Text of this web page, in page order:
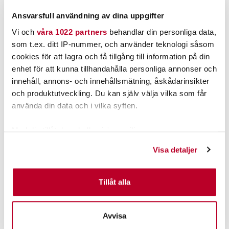
Ansvarsfull användning av dina uppgifter
Vi och våra 1022 partners behandlar din personliga data,
som t.ex. ditt IP-nummer, och använder teknologi såsom
cookies för att lagra och få tillgång till information på din
enhet för att kunna tillhandahålla personliga annonser och
innehåll, annons- och innehållsmätning, åskådarinsikter
och produktutveckling. Du kan själv välja vilka som får
använda din data och i vilka syften.
Identifiera din enhet genom att aktivt skanna den för
specifika kännetecken (fingeravtryck)
Ta reda på mer om hur dina personliga uppgifter
Du kan ändra eller dra tillbaka ditt samtycke när som
Visa detaljer
Tillåt alla
Avvisa
LÄGG I VARUKORGEN LÄS MER
ANDRA TITTADE OCKSÅ PÅ
Superbrådis - Gå före i
kön!.
PostNord MyPack Home.
Pris